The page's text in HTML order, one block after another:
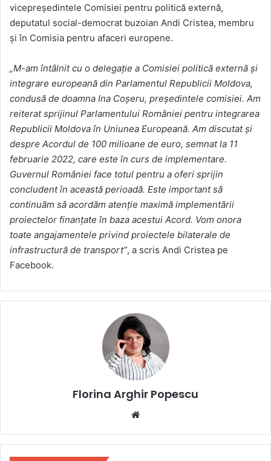
vicepreședintele Comisiei pentru politică externă,
deputatul social-democrat buzoian Andi Cristea, membru
și în Comisia pentru afaceri europene.
„M-am întâlnit cu o delegație a Comisiei politică externă și
integrare europeană din Parlamentul Republicii Moldova,
condusă de doamna Ina Coșeru, președintele comisiei. Am
reiterat sprijinul Parlamentului României pentru integrarea
Republicii Moldova în Uniunea Europeană. Am discutat și
despre Acordul de 100 milioane de euro, semnat la 11
februarie 2022, care este în curs de implementare.
Guvernul României face totul pentru a oferi sprijin
concludent în această perioadă. Este important să
continuăm să acordăm atenție maximă implementării
proiectelor finanțate în baza acestui Acord. Vom onora
toate angajamentele privind proiectele bilaterale de
infrastructură de transport”, a scris Andi Cristea pe
Facebook.
Florina Arghir Popescu